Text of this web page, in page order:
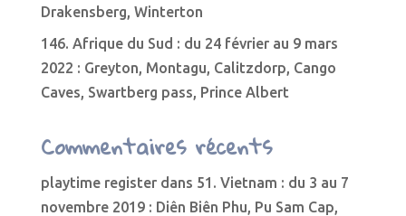
Drakensberg, Winterton
146. Afrique du Sud : du 24 février au 9 mars
2022 : Greyton, Montagu, Calitzdorp, Cango
Caves, Swartberg pass, Prince Albert
Commentaires récents
playtime registerdans 51. Vietnam : du 3 au 7
novembre 2019 : Diên Biên Phu, Pu Sam Cap,